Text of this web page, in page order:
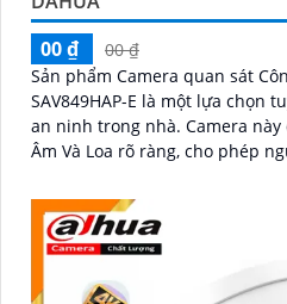
00 ₫
00 ₫
Sản phẩm Camera quan sát
SAV849HAP-E là một lựa chọn
an ninh trong nhà. Camera này có chức năng cao cấp Thu
Âm Và Loa rõ ràng, cho phép